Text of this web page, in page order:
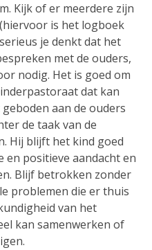
Kijk of er meerdere zijn
is het logboek
je denkt dat het
met de ouders,
nodig. Het is goed om
dat kan
aan de ouders
de taak van de
Hij blijft het kind goed
en positieve aandacht en
Blijf betrokken zonder
problemen die er thuis
van het
kan samenwerken of